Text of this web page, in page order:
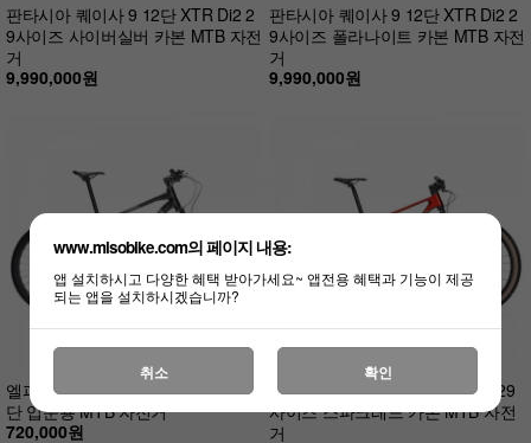
판타시아 퀘이사 9 12단 XTR Di2 2
9사이즈 사이버실버 카본 MTB 자전
거
9,990,000원
판타시아 퀘이사 9 12단 XTR Di2 2
9사이즈 폴라나이트 카본 MTB 자전
거
9,990,000원
엘파마 벤토르 V2 GEN3 시마노 16
단 입문용 MTB 자전거
720,000원
판타시아 퀘이사 7 12단 XT Di2 29
사이즈 스파크레드 카본 MTB 자전
거
www.misobike.com의 페이지 내용:
앱 설치하시고 다양한 혜택 받아가세요~ 앱전용 혜택과 기능이 제공
되는 앱을 설치하시겠습니까?
취소 확인